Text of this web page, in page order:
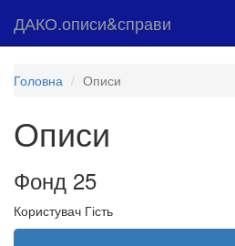
ДАКО.описи&справи
Головна Описи
Описи
Фонд 25
Користувач Гість